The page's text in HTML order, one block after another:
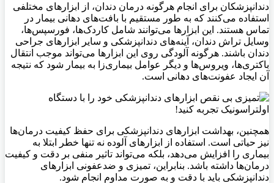
دندانپزشکان برای انجام هرگونه درمان دندان، از ابزارهای مختلفی
استفاده می‌کنند که به طور مستقیم با بافت‌های دهانی بیمار در
تماس هستند. این ابزارها می‌توانند شامل کاردک‌ها، فورسپس‌ها،
وسایل تراش دندان، آینه‌های دندانپزشکی و سایر ابزارهای جراحی
دندان باشند. هرگونه آلودگی روی این ابزارها می‌تواند موجب انتقال
باکتری‌ها، ویروس‌ها و دیگر عوامل بیماری‌زا به بیمار شود که نتیجه
آن ایجاد عفونت‌های دهانی است.
همچنین، بهداشت ابزارهای دندانپزشکی برای حفظ کیفیت درمان‌ها
نیز حیاتی است. استفاده از ابزارهای آلوده نه تنها خطر ابتلا به
بیماری را افزایش می‌دهد، بلکه می‌تواند تاثیر منفی بر دقت و کیفیت
درمان‌ها داشته باشد. بنابراین، تمیزی و ضدعفونی ابزارهای
دندانپزشکی باید با دقت و به صورت مداوم انجام شود.